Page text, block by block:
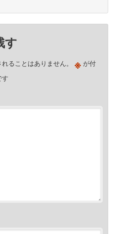
す
ることはありません。 ※ が付
す